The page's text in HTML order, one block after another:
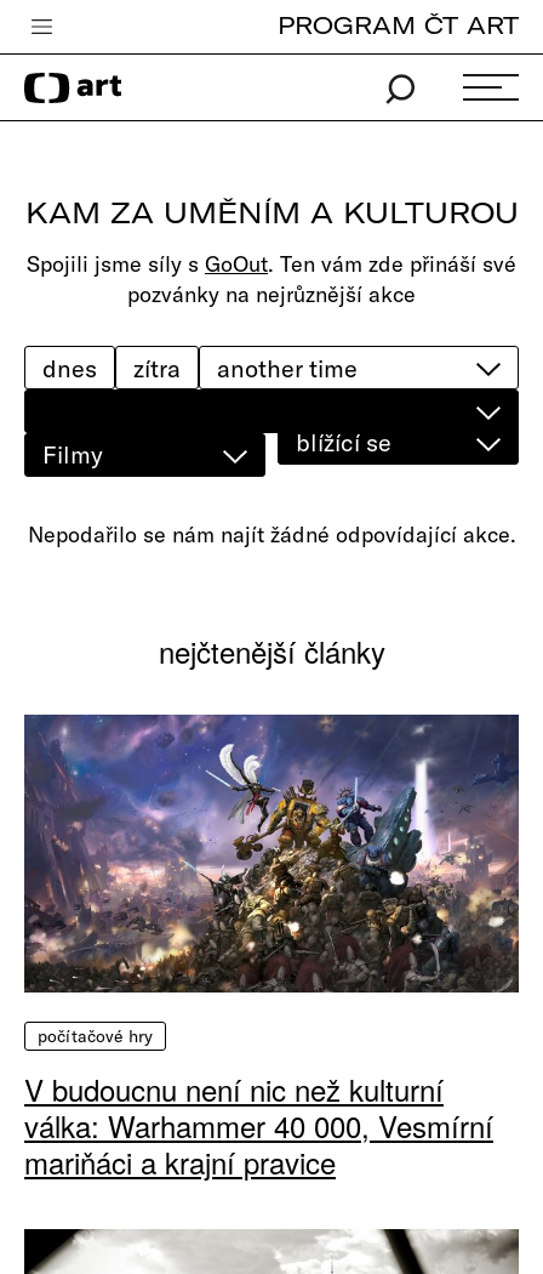
Česká televize
Zpravodajství
iVysílání
TV program
edu
PROGRAM ČT ART
KAM ZA UMĚNÍM A KULTUROU
Spojili jsme síly s GoOut. Ten vám zde přináší své
pozvánky na nejrůznější akce
Filmy
dnes zítra
blížící se
Nepodařilo se nám najít žádné odpovídající akce.
nejčtenější články
počítačové hry
V budoucnu není nic než kulturní
válka: Warhammer 40 000, Vesmírní
mariňáci a krajní pravice